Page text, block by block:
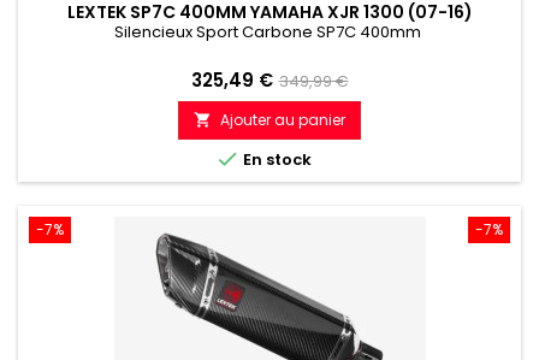
LEXTEK SP7C 400MM YAMAHA XJR 1300 (07-16)
Silencieux Sport Carbone SP7C 400mm
Prix
325,49 € Prix
de
référence
349,99 €
 Ajouter au panier
 En stock
-7%
-7%